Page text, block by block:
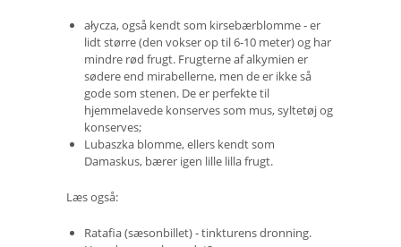
ałycza, også kendt som kirsebærblomme - er
lidt større (den vokser op til 6-10 meter) og har
mindre rød frugt. Frugterne af alkymien er
sødere end mirabellerne, men de er ikke så
gode som stenen. De er perfekte til
hjemmelavede konserves som mus, syltetøj og
konserves;
Lubaszka blomme, ellers kendt som
Damaskus, bærer igen lille lilla frugt.
Læs også:
Ratafia (sæsonbillet) - tinkturens dronning.